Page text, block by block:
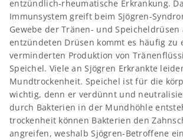
entzündlich-rheumatische Erkrankung.
Immunsystem greift beim Sjögren-
Gewebe der Tränen- und Speicheldrüsen
entzündeten Drüsen kommt es häufig zu
verminderten Produktion von
Speichel. Viele an Sjögren Erkrankte
Mundtrockenheit. Speichel ist für die
wichtig, denn er verdünnt und
durch Bakterien in der Mundhöhle
trockenheit können Bakterien den
angreifen, weshalb Sjögren-Betroffene